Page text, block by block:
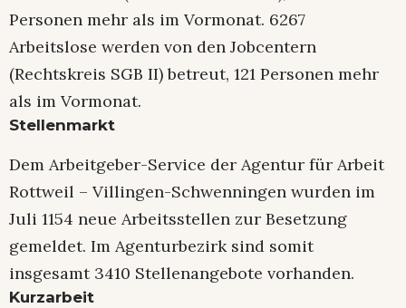
Personen mehr als im Vormonat. 6267
Arbeitslose werden von den Jobcentern
(Rechtskreis SGB II) betreut, 121 Personen mehr
als im Vormonat.
Stellenmarkt
Dem Arbeitgeber-Service der Agentur für Arbeit
Rottweil – Villingen-Schwenningen wurden im
Juli 1154 neue Arbeitsstellen zur Besetzung
gemeldet. Im Agenturbezirk sind somit
insgesamt 3410 Stellenangebote vorhanden.
Kurzarbeit